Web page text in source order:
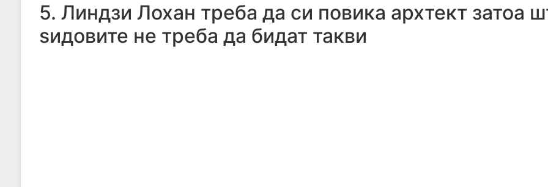
5. Линдзи Лохан треба да си повика архтект затоа
ѕидовите не треба да бидат такви